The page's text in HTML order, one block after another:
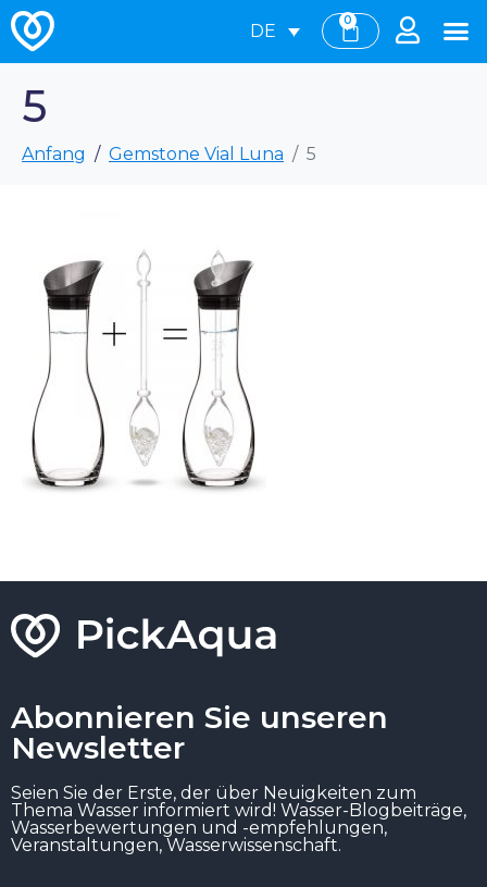
DE
0
5
Anfang Gemstone Vial Luna 5
Abonnieren Sie unseren
Newsletter
Seien Sie der Erste, der über Neuigkeiten zum
Thema Wasser informiert wird! Wasser-Blogbeiträge,
Wasserbewertungen und -empfehlungen,
Veranstaltungen, Wasserwissenschaft.